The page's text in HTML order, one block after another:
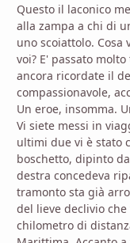
Questo il laconico
alla zampa a chi di
uno scoiattolo. Cosa
voi? E' passato
ancora ricordate il
compassionavole,
Un eroe, insomma.
Vi siete messi in
ultimi due vi è stato
boschetto, dipinto
destra concedeva
tramonto sta già
del lieve declivio
chilometro di